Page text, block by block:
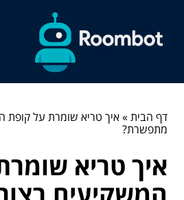
דף הבית»איך טריא שומרת על קופת
מתפשרת?
איך טריא